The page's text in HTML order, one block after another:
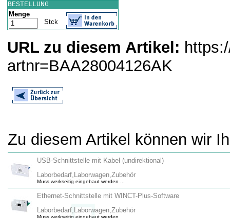
BESTELLUNG
Menge
Stck
URL zu diesem Artikel:
artnr=BAA28004126AK
Zu diesem Artikel können wir
USB-Schnittstelle mit Kabel (undirektional)
Laborbedarf,Laborwagen,Zubehör
Muss werkseitig eingebaut werden ...
Ethernet-Schnittstelle mit WINCT-Plus-Software
Laborbedarf,Laborwagen,Zubehör
Muss werkseitig eingebaut werden ...